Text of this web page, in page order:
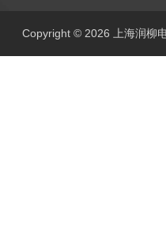
Copyright © 2026 上海润柳